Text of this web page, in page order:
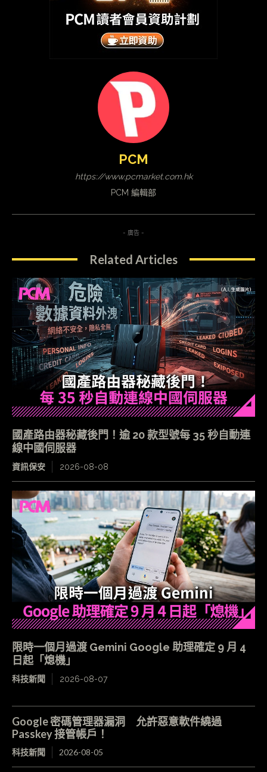
PCM
https://www.pcmarket.com.hk
PCM 編輯部
- 廣告 -
Related Articles
國產路由器秘藏後門！逾 20 款型號每 35 秒自動連
線中國伺服器
資訊保安 2026-08-08
限時一個月過渡 Gemini Google 助理確定 9 月 4
日起「熄機」
科技新聞 2026-08-07
Google 密碼管理器漏洞 允許惡意軟件繞過
Passkey 接管帳戶！
科技新聞 2026-08-05